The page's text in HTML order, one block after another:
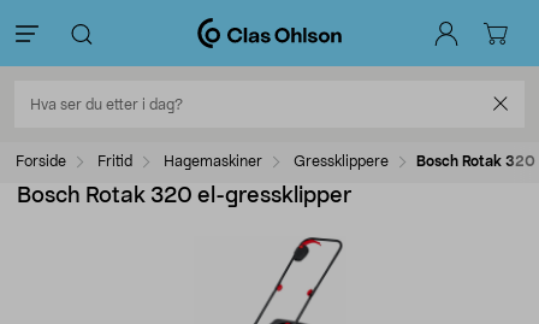
Forside Fritid Hagemaskiner Gressklippere Bosch Rotak
Bosch Rotak 320 el-gressklipper